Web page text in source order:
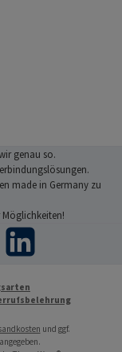
genau so.
made in Germany zu
Möglichkeiten!
LinkedIn
und ggf.